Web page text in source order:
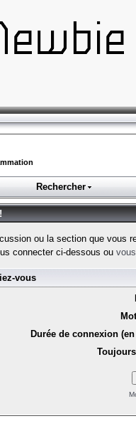
Rechercher
ou la section que vous
connecter ci-dessous ou
vous
Durée de connexion